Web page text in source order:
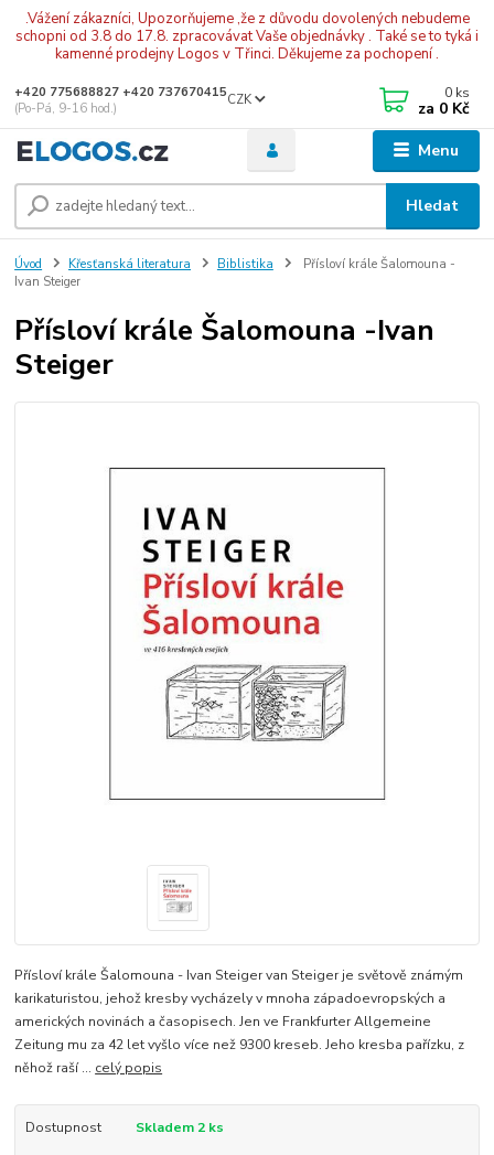
.Vážení zákazníci, Upozorňujeme ,že z důvodu dovolených nebudeme
schopni od 3.8 do 17.8. zpracovávat Vaše objednávky . Také se to tyká i
kamenné prodejny Logos v Třinci. Děkujeme za pochopení .
Menu
CZK
Hledat
+420 775688827 +420 737670415
(Po-Pá, 9-16 hod.)
0 ks
za 0 Kč
Úvod Křesťanská literatura Biblistika
Přísloví krále Šalomouna -
Ivan Steiger
Přísloví krále Šalomouna -Ivan
Steiger
Přísloví krále Šalomouna - Ivan Steiger van Steiger je světově známým
karikaturistou, jehož kresby vycházely v mnoha západoevropských a
amerických novinách a časopisech. Jen ve Frankfurter Allgemeine
Zeitung mu za 42 let vyšlo více než 9300 kreseb. Jeho kresba pařízku, z
něhož raší ... celý popis
Dostupnost Skladem 2 ks